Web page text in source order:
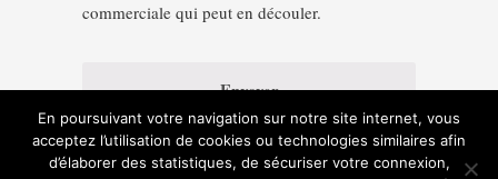
commerciale qui peut en découler.
En poursuivant votre navigation sur notre site internet, vous
acceptez l’utilisation de cookies ou technologies similaires afin
d’élaborer des statistiques, de sécuriser votre connexion,